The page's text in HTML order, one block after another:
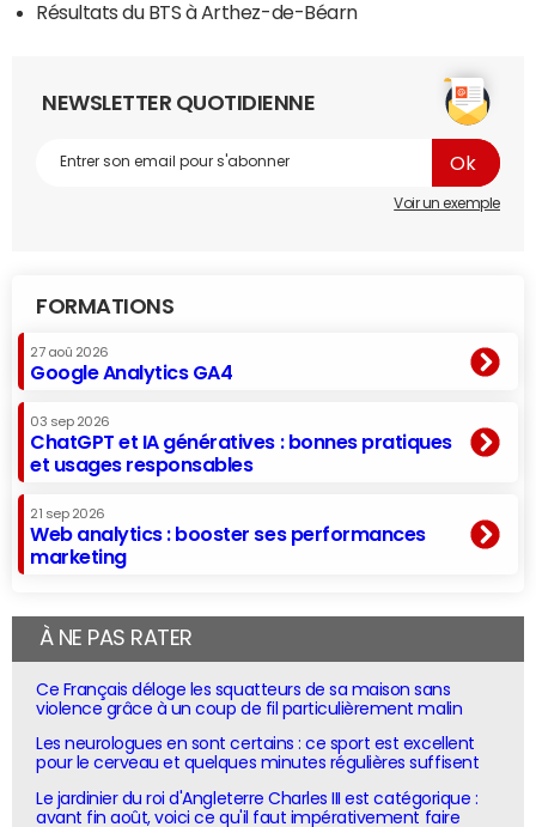
Résultats du BTS à Arthez-de-Béarn
NEWSLETTER QUOTIDIENNE
Voir un exemple
FORMATIONS
27 aoû 2026
Google Analytics GA4
03 sep 2026
ChatGPT et IA génératives : bonnes pratiques
et usages responsables
21 sep 2026
Web analytics : booster ses performances
marketing
À NE PAS RATER
Ce Français déloge les squatteurs de sa maison sans
violence grâce à un coup de fil particulièrement malin
Les neurologues en sont certains : ce sport est excellent
pour le cerveau et quelques minutes régulières suffisent
Le jardinier du roi d'Angleterre Charles III est catégorique :
avant fin août, voici ce qu'il faut impérativement faire